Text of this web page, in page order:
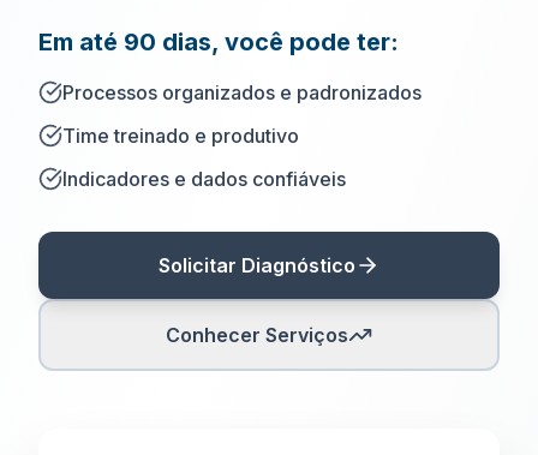
Em até 90 dias, você pode ter:
Processos organizados e padronizados
Time treinado e produtivo
Indicadores e dados confiáveis
Solicitar Diagnóstico
Conhecer Serviços